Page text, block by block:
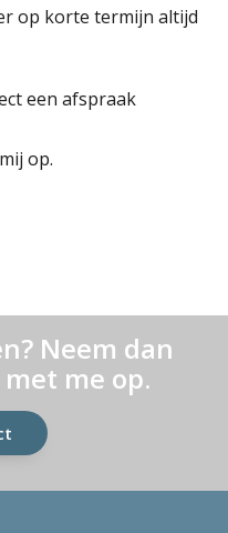
op korte termijn altijd
een afspraak
op.
Neem dan
me op.